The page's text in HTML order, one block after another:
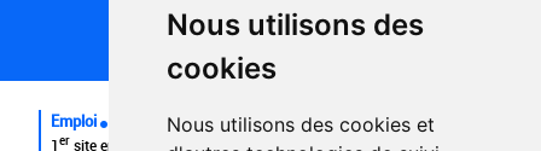
Nous utilisons des
cookies
Nous utilisons des cookies et
Plan du site
FAQ recruteurs
FAQ
Emploi
1er site emploi du secteur culturel 784.000 visites et 230.000